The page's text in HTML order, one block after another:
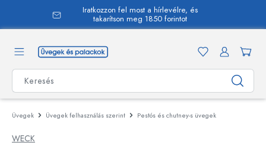
Iratkozzon fel most a hírlevélre, és
takarítson meg 1850 forintot
Üvegek Üvegek felhasználás szerint Pestós és chutney-s üvegek
WECK